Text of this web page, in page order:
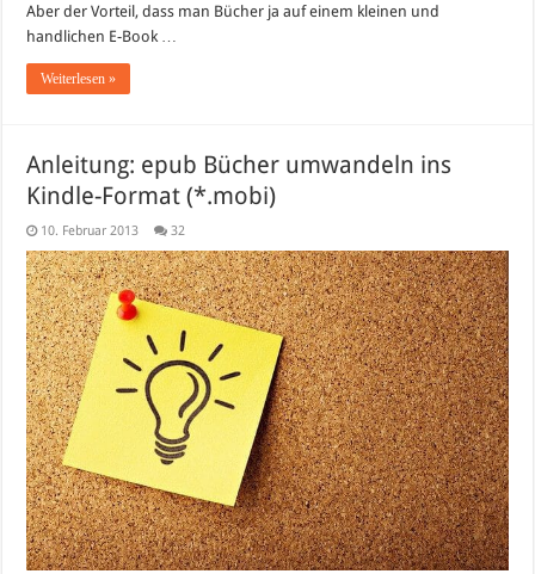
Aber der Vorteil, dass man Bücher ja auf einem kleinen und
handlichen E-Book …
Weiterlesen »
Anleitung: epub Bücher umwandeln ins
Kindle-Format (*.mobi)
10. Februar 2013 32